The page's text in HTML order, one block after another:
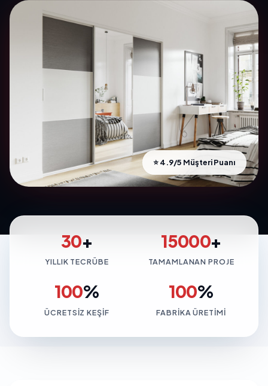
⭐ 4.9/5 Müşteri Puanı
30+
YILLIK TECRÜBE
15000+
TAMAMLANAN PROJE
100%
ÜCRETSIZ KEŞIF
100%
FABRIKA ÜRETIMI